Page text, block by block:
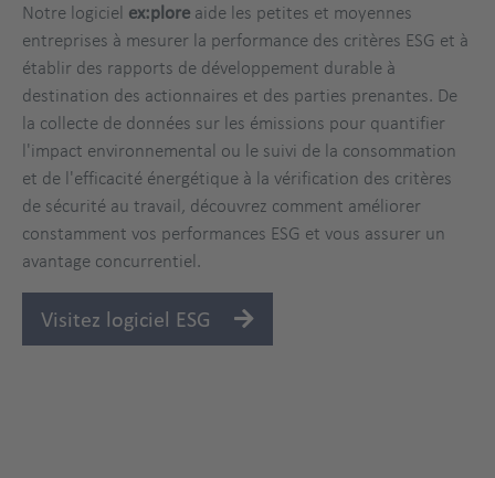
Notre logiciel ex:plore aide les petites et moyennes
entreprises à mesurer la performance des critères ESG et à
établir des rapports de développement durable à
destination des actionnaires et des parties prenantes. De
la collecte de données sur les émissions pour quantifier
l'impact environnemental ou le suivi de la consommation
et de l'efficacité énergétique à la vérification des critères
de sécurité au travail, découvrez comment améliorer
constamment vos performances ESG et vous assurer un
avantage concurrentiel.
Visitez logiciel ESG
Dreispaltig